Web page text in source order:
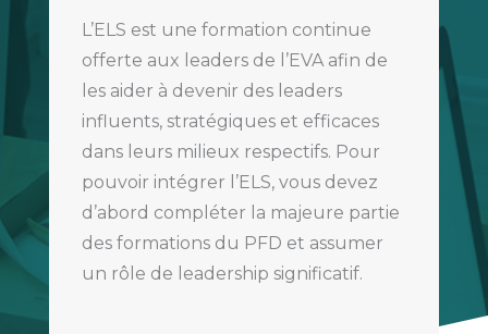
L’ELS est une formation continue
offerte aux leaders de l’EVA afin de
les aider à devenir des leaders
influents, stratégiques et efficaces
dans leurs milieux respectifs. Pour
pouvoir intégrer l’ELS, vous devez
d’abord compléter la majeure partie
des formations du PFD et assumer
un rôle de leadership significatif.